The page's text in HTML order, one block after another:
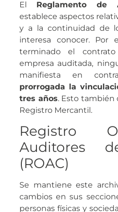
El Reglamento de
establece aspectos
y a la continuidad de
interesa conocer. Por
terminado el
empresa auditada,
manifiesta en
prorrogada la
tres años. Esto también
Registro Mercantil.
Registro
Auditores
(ROAC)
Se mantiene este
cambios en sus
personas físicas y